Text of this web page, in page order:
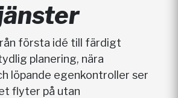
första idé till färdigt
planering, nära
löpande egenkontroller ser
flyter på utan